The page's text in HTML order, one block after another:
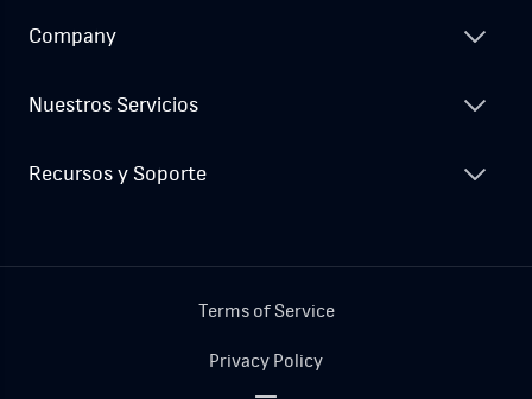
Company
Nuestros Servicios
Recursos y Soporte
Terms of Service
Privacy Policy